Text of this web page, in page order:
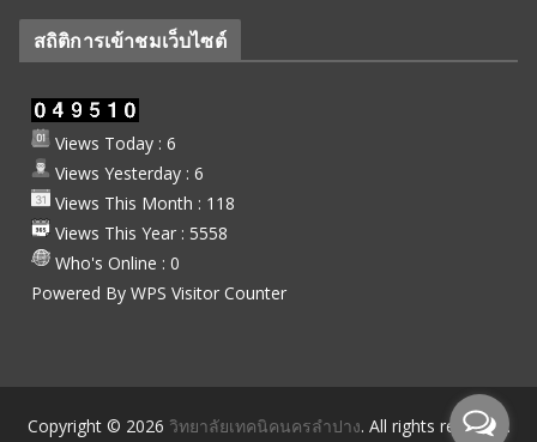
สถิติการเข้าชมเว็บไซต์
Views Today : 6
Views Yesterday : 6
Views This Month : 118
Views This Year : 5558
Who's Online : 0
Powered By WPS Visitor Counter
Copyright © 2026 วิทยาลัยเทคนิคนครลำปาง. All rights reserved.